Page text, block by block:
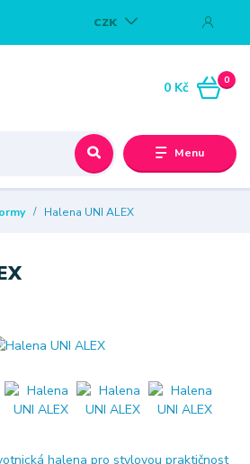
Menu
CZK
0
0 Kč
Halena UNI ALEX
halena pro stylovou praktičnost